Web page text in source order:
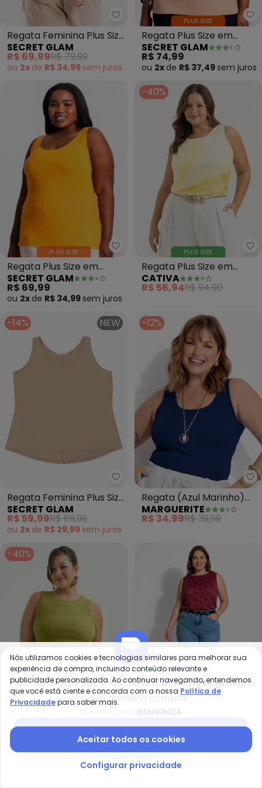
Secret Glam - Regata
Regata Feminina Plus Size
(Preto)
SECRET GLAM
R$ 69,99R$ 79,99
ou 2x de R$ 34,99 sem juros
Regata Plus Size em
Ribana Canelada
(Marrom)
SECRET GLAM
R$ 74,99
ou 2x de R$ 37,49 sem juros
Secret Glam - Regata Plus
Regata Plus Size em
Ribana Canelada
(Amarelo)
SECRET GLAM
R$ 69,99
ou 2x de R$ 34,99 sem juros
-40%
Regata Plus Size em
Misturinha (Amarelo
Claro)
CATIVA
R$ 56,94R$ 94,90
-14% NEW
Secret Glam - Regata
Regata Feminina Plus Size
(Marrom)
SECRET GLAM
R$ 59,99R$ 69,99
ou 2x de R$ 29,99 sem juros
-12%
Regata (Azul Marinho)
em Canelado
MARGUERITE
R$ 34,99R$ 39,99
-40%
Regata Plus Size
Canelada (Verde)
R$ 68,94R$ 114,90
R$ 34,47semjuros
Blusa (Bordô) em Tule
Floral
MARGUERITE
R$ 79,99
ou2xdeR$ 39,99
-11% -11% NEW
Compre pelo app e ganhe12% OFF + frete grátis
na sua primeira compra
Nós utilizamos cookies e tecnologias similares para melhorar sua
experiência de compra, incluindo conteúdo relevante e
publicidade personalizada. Ao continuar navegando, entendemos
que você está ciente e concorda com a nossa Política de
Privacidadepara saber mais.
Aceitar todos os cookies
Configurar privacidade